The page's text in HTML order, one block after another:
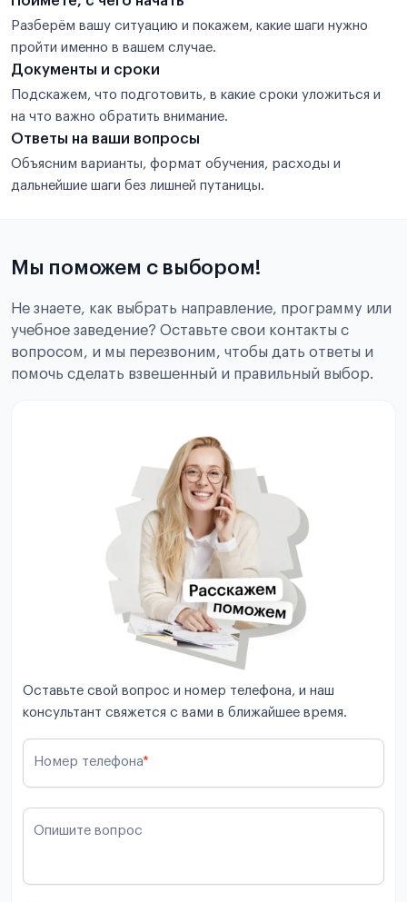
Разберём вашу ситуацию и покажем, какие шаги нужно
пройти именно в вашем случае.
Документы и сроки
Подскажем, что подготовить, в какие сроки уложиться и
на что важно обратить внимание.
Ответы на ваши вопросы
Объясним варианты, формат обучения, расходы и
дальнейшие шаги без лишней путаницы.
Мы поможем с выбором!
Не знаете, как выбрать направление, программу или
учебное заведение? Оставьте свои контакты с
вопросом, и мы перезвоним, чтобы дать ответы и
помочь сделать взвешенный и правильный выбор.
Оставьте свой вопрос и номер телефона, и наш
консультант свяжется с вами в ближайшее время.
Номер телефона*
Опишите вопрос